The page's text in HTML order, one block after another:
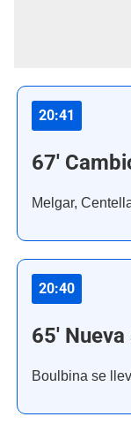
20:41
67'
Melgar,
20:40
65'
Boulbina se